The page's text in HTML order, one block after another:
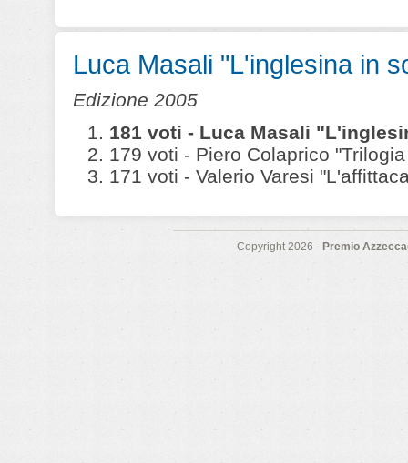
Luca Masali "L'inglesina in
Edizione 2005
181 voti - Luca Masali
179 voti - Piero Colaprico
171 voti - Valerio Varesi
Copyright 2026 - Premio